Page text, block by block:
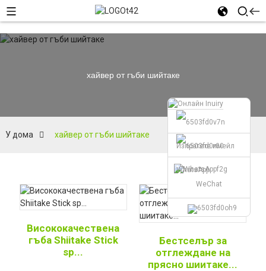
Изпратете имейл
WhatsApp
WeChat
хайвер от гъби шийтаке
У дома хайвер от гъби шийтаке
Висококачествена
гъба Shiitake Stick
sp...
Бестселър за
отглеждане на
прясно шиитаке...